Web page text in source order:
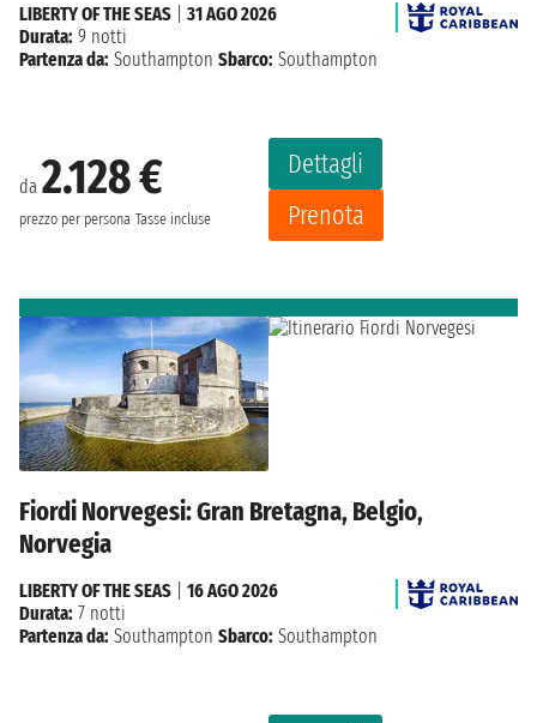
da 2.128 €
prezzo per persona Tasse incluse
Dettagli
Prenota
LIBERTY OF THE SEAS
31 AGO 2026
Durata: 9 notti
Partenza da: Southampton Sbarco: Southampton
Fiordi Norvegesi: Gran Bretagna, Belgio,
Norvegia
LIBERTY OF THE SEAS
16 AGO 2026
Durata: 7 notti
Partenza da: Southampton Sbarco: Southampton